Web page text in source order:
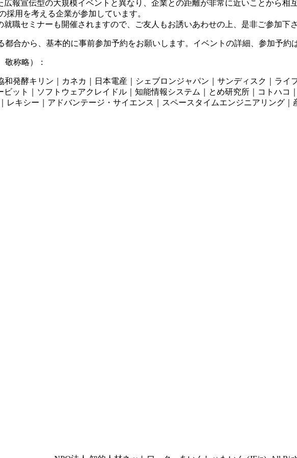
広報宣伝型の大規模イベントと異なり、企業との距離が非常に近いことから相
採用を考える企業が参加しています。
職セミナーも開催されますので、ご友人もお誘いあわせの上、是非ご参加下さ
都合から、基本的に事前参加予約をお願いします。イベントの詳細、参加予約
敬称略）：
和発酵キリン｜カネカ｜日本電産｜シェブロンジャパン｜サンディスク｜ラ
ビット｜ソフトウェアクレイドル｜知能情報システム｜とめ研究所｜コトハ
レキシー｜アドバンテージ・サイエンス｜スペースタイムエンジニアリング｜